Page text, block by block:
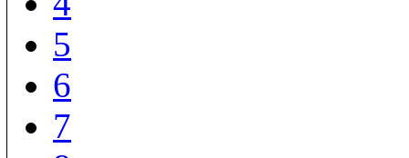
5
6
7